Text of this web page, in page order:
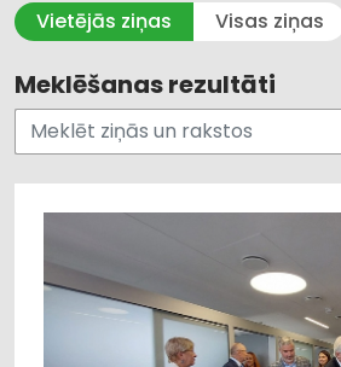
Visi
Kultūra un Izklaide
Dzīvesstils
Pašvaldības un valsts pārvalde
Izglītība
Vietējās ziņas Visas ziņas
Meklēšanas rezultāti